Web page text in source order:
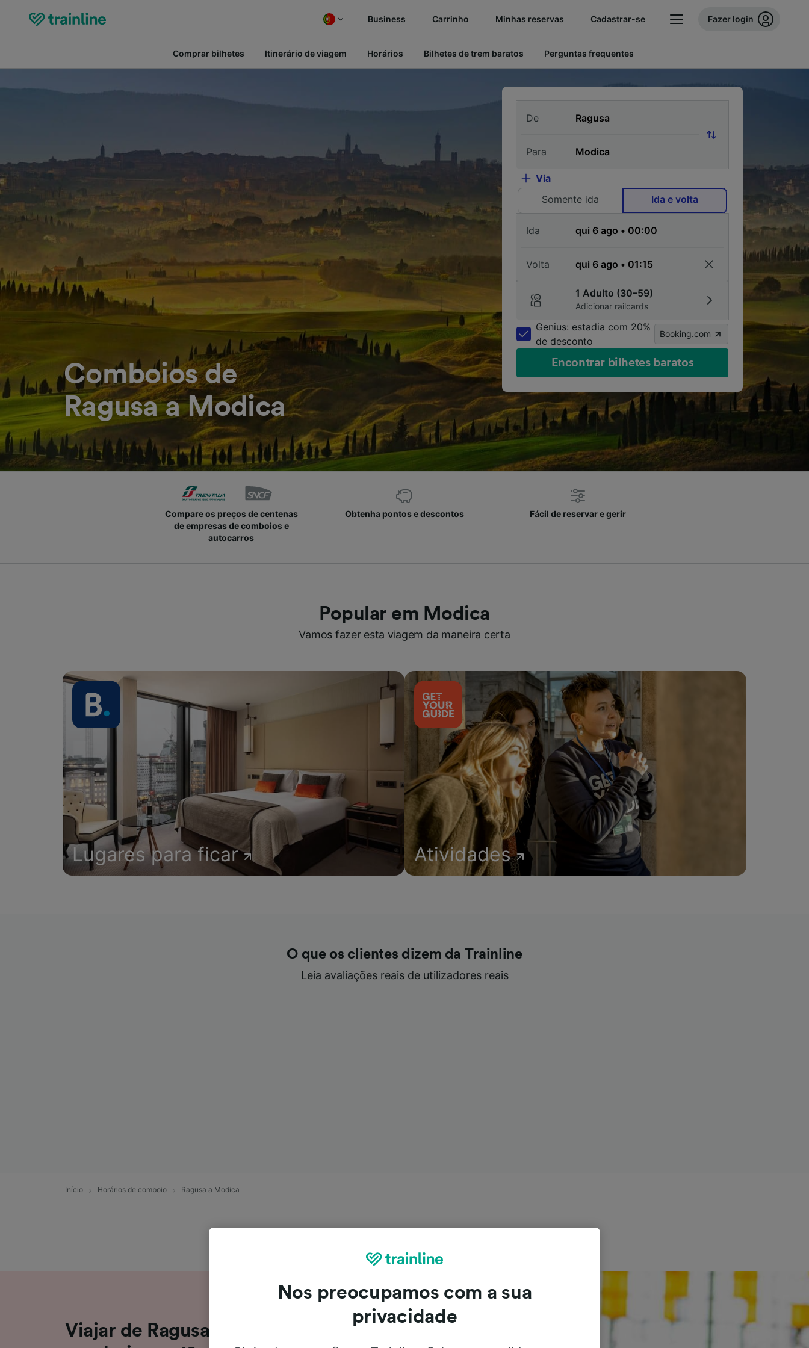
Business Carrinho Minhas reservas Cadastrar-se Fazer login
Comprar bilhetes Itinerário de viagem Horários Bilhetes de trem baratos Perguntas frequentes
Comboios de
Ragusa a Modica
De
Para
Via
Somente ida
Ida e volta
Ida
Volta
1 Adulto (30–59)
Adicionar railcards
Genius: estadia com 20%
de desconto
Booking.com
Encontrar bilhetes baratos
Compare os preços de centenas
de empresas de comboios e
autocarros
Obtenha pontos e descontos Fácil de reservar e gerir
Popular em Modica
Vamos fazer esta viagem da maneira certa
Lugares para ficar Atividades
O que os clientes dizem da Trainline
Leia avaliações reais de utilizadores reais
Início Horários de comboio Ragusa a Modica
Viajar de Ragusa para Modica de
Nos preocupamos com a sua
privacidade